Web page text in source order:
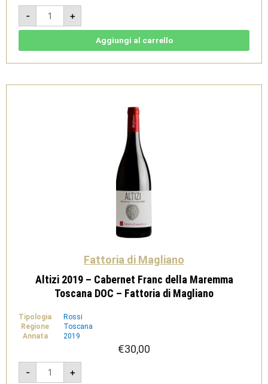
-
Perenzo
2021
-
Syrah
-
Magliano
+
Aggiungi al carrello
Fattoria di Magliano
Altizi 2019 – Cabernet Franc della Maremma
Toscana DOC – Fattoria di Magliano
Tipologia
Rossi
Regione
Toscana
Annata
2019
€30,00
-
Altizi
2019
-
+